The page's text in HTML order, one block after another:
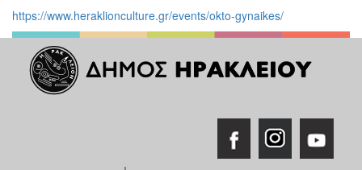
https://www.heraklionculture.gr/events/okto-gynaikes/